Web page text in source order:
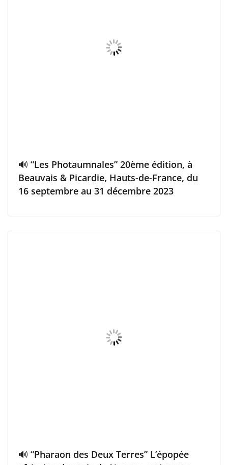
🔊 “Les Photaumnales” 20ème édition, à
Beauvais & Picardie, Hauts-de-France, du
16 septembre au 31 décembre 2023
🔊 “Pharaon des Deux Terres” L’épopée